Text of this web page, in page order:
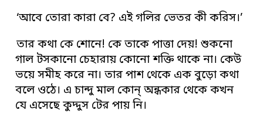
‘আবে তোরা কারা বে? এই গলির ভেতর কী করিস।’
তার কথা কে শোনে! কে তাকে পাত্তা দেয়! শুকনো
গাল টসকানো চেহারায় কোনো শক্তি থাকে না। কেউ
ভয়ে সমীহ করে না। তার পাশ থেকে এক বুড়ো কথা
বলে ওঠে। এ চান্দু মাল কোন্ অন্ধকার থেকে কখন
যে এসেছে কুদ্দুস টের পায় নি।